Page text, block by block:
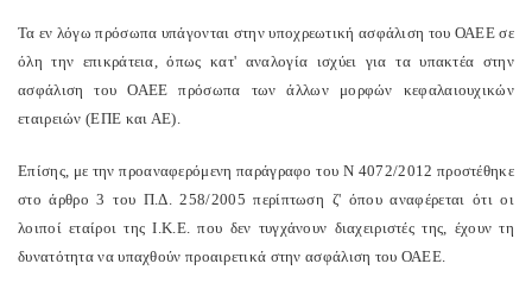
Τα εν λόγω πρόσωπα υπάγονται στην υποχρεωτική ασφάλιση του ΟΑΕΕ σε
όλη την επικράτεια, όπως κατ' αναλογία ισχύει για τα υπακτέα στην
ασφάλιση του ΟΑΕΕ πρόσωπα των άλλων μορφών κεφαλαιουχικών
εταιρειών (ΕΠΕ και ΑΕ).
Επίσης, με την προαναφερόμενη παράγραφο του Ν 4072/2012 προστέθηκε
στο άρθρο 3 του Π.Δ. 258/2005 περίπτωση ζ' όπου αναφέρεται ότι οι
λοιποί εταίροι της Ι.Κ.Ε. που δεν τυγχάνουν διαχειριστές της, έχουν τη
δυνατότητα να υπαχθούν προαιρετικά στην ασφάλιση του ΟΑΕΕ.